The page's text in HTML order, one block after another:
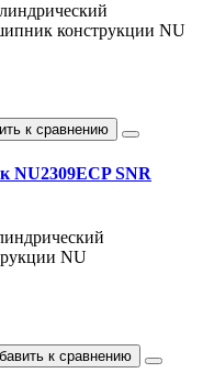
конструкции NU
к сравнению
NU2309ECP SNR
NU
к сравнению